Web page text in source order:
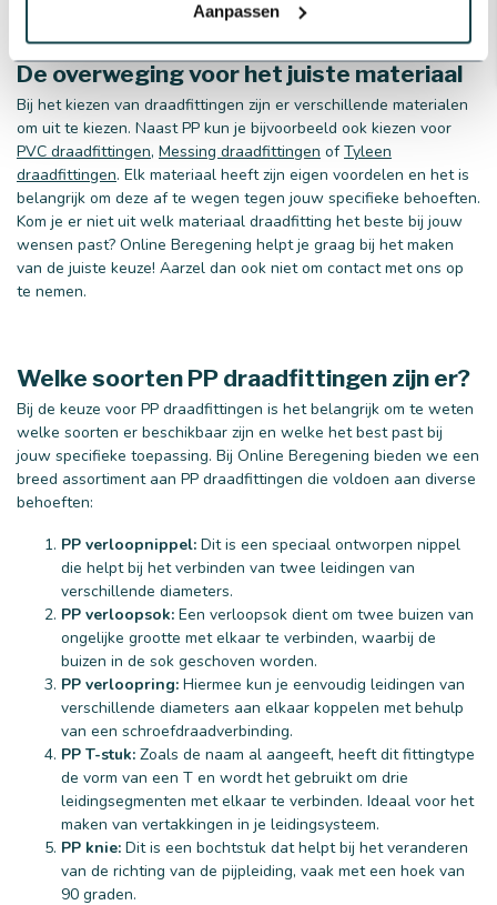
Aanpassen
De overweging voor het juiste materiaal
Bij het kiezen van draadfittingen zijn er verschillende materialen
om uit te kiezen. Naast PP kun je bijvoorbeeld ook kiezen voor
PVC draadfittingen, Messing draadfittingen ofTyleen
draadfittingen. Elk materiaal heeft zijn eigen voordelen en het is
belangrijk om deze af te wegen tegen jouw specifieke behoeften.
Kom je er niet uit welk materiaal draadfitting het beste bij jouw
wensen past? Online Beregening helpt je graag bij het maken
van de juiste keuze! Aarzel dan ook niet om contact met ons op
te nemen.
Welke soorten PP draadfittingen zijn er?
Bij de keuze voor PP draadfittingen is het belangrijk om te weten
welke soorten er beschikbaar zijn en welke het best past bij
jouw specifieke toepassing. Bij Online Beregening bieden we een
breed assortiment aan PP draadfittingen die voldoen aan diverse
behoeften:
PP verloopnippel: Dit is een speciaal ontworpen nippel
die helpt bij het verbinden van twee leidingen van
verschillende diameters.
PP verloopsok: Een verloopsok dient om twee buizen van
ongelijke grootte met elkaar te verbinden, waarbij de
buizen in de sok geschoven worden.
PP verloopring: Hiermee kun je eenvoudig leidingen van
verschillende diameters aan elkaar koppelen met behulp
van een schroefdraadverbinding.
PP T-stuk: Zoals de naam al aangeeft, heeft dit fittingtype
de vorm van een T en wordt het gebruikt om drie
leidingsegmenten met elkaar te verbinden. Ideaal voor het
maken van vertakkingen in je leidingsysteem.
PP knie: Dit is een bochtstuk dat helpt bij het veranderen
van de richting van de pijpleiding, vaak met een hoek van
90 graden.